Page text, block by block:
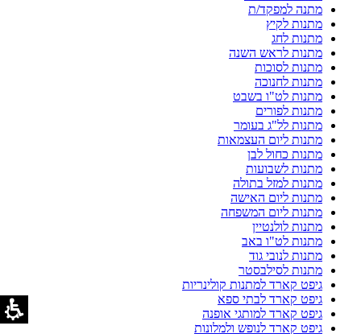
מתנה למפקד/ת
מתנות לקיץ
מתנות לחג
מתנות לראש השנה
מתנות לסוכות
מתנות לחנוכה
מתנות לט"ו בשבט
מתנות לפורים
מתנות לל"ג בעומר
מתנות ליום העצמאות
מתנות כחול לבן
מתנות לשבועות
מתנות למזל בתולה
מתנות ליום האישה
מתנות ליום המשפחה
מתנות לולנטיין
מתנות לט"ו באב
מתנות לנובי גוד
מתנות לסילבסטר
גיפט קארד למתנות קולינריות
גיפט קארד לבתי ספא
גיפט קארד למותגי אופנה
גיפט קארד לנופש ולמלונות